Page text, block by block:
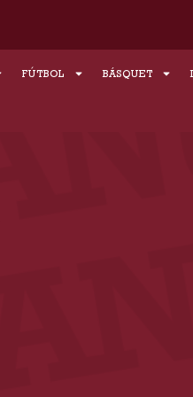
FÚTBOL BÁSQUET